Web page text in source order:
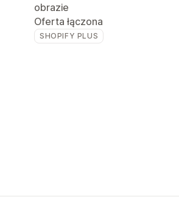
obrazie
Oferta łączona
SHOPIFY PLUS